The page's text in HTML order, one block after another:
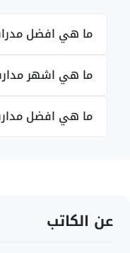
ما هي افضل
ما هي اشهر
ما هي افضل
عن الكاتب